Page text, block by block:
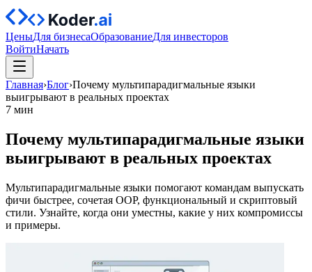
ЦеныДля бизнесаОбразованиеДля инвесторов
ВойтиНачать
Главная›Блог›Почему мультипарадигмальные языки
выигрывают в реальных проектах
7 мин
Почему мультипарадигмальные языки
выигрывают в реальных проектах
Мультипарадигмальные языки помогают командам выпускать
фичи быстрее, сочетая OOP, функциональный и скриптовый
стили. Узнайте, когда они уместны, какие у них компромиссы
и примеры.